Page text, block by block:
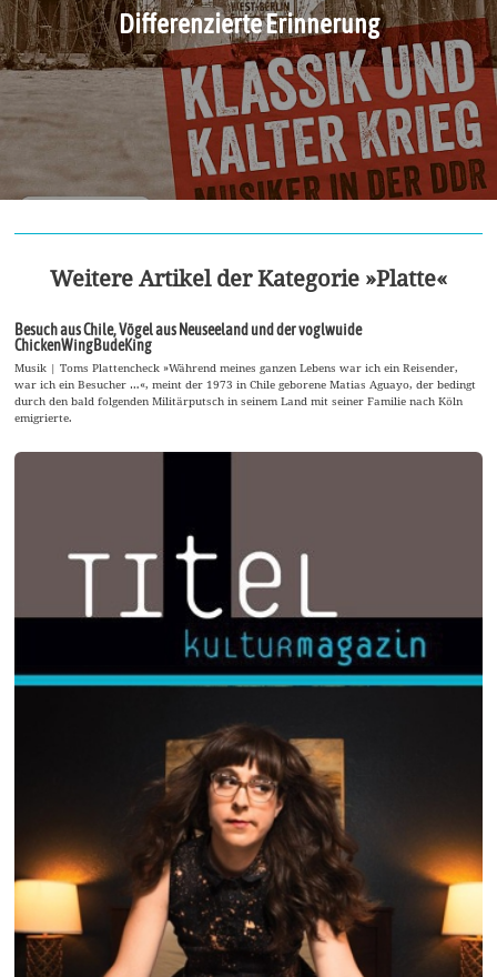
Differenzierte Erinnerung
Weitere Artikel der Kategorie »Platte«
Besuch aus Chile, Vögel aus Neuseeland und der voglwuide
ChickenWingBudeKing
Musik | Toms Plattencheck »Während meines ganzen Lebens war ich ein Reisender,
war ich ein Besucher …«, meint der 1973 in Chile geborene Matias Aguayo, der bedingt
durch den bald folgenden Militärputsch in seinem Land mit seiner Familie nach Köln
emigrierte.